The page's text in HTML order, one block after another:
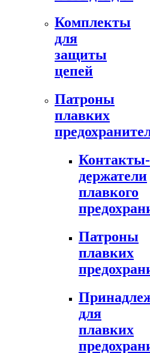
Комплекты
для
защиты
цепей
Патроны
плавких
Контакты-
держатели
плавкого
Патроны
плавких
для
плавких